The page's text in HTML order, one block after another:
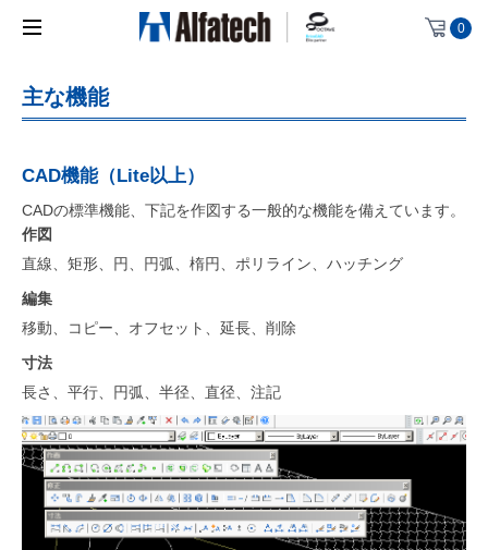
0
主な機能
CAD機能（Lite以上）
CADの標準機能、下記を作図する一般的な機能を備えています。
作図
直線、矩形、円、円弧、楕円、ポリライン、ハッチング
編集
移動、コピー、オフセット、延長、削除
寸法
長さ、平行、円弧、半径、直径、注記